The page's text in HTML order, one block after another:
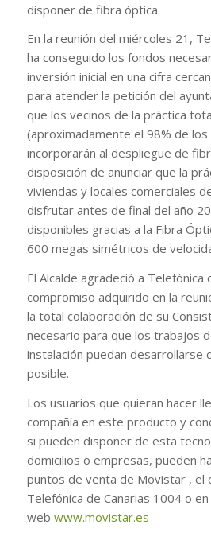
disponer de fibra óptica.
En la reunión del miércoles 21,
ha conseguido los fondos
inversión inicial en una cifra
para atender la petición del
que los vecinos de la práctica
(aproximadamente el 98% de
incorporarán al despliegue de
disposición de anunciar que la
viviendas y locales comerciales
disfrutar antes de final del año
disponibles gracias a la Fibra
600 megas simétricos de
El Alcalde agradeció a Telefónica
compromiso adquirido en la
la total colaboración de su
necesario para que los trabajos
instalación puedan desarrollarse
posible.
Los usuarios que quieran hacer
compañía en este producto y
si pueden disponer de esta
domicilios o empresas, pueden
puntos de venta de Movistar , el
Telefónica de Canarias 1004 o en
web www.movistar.es